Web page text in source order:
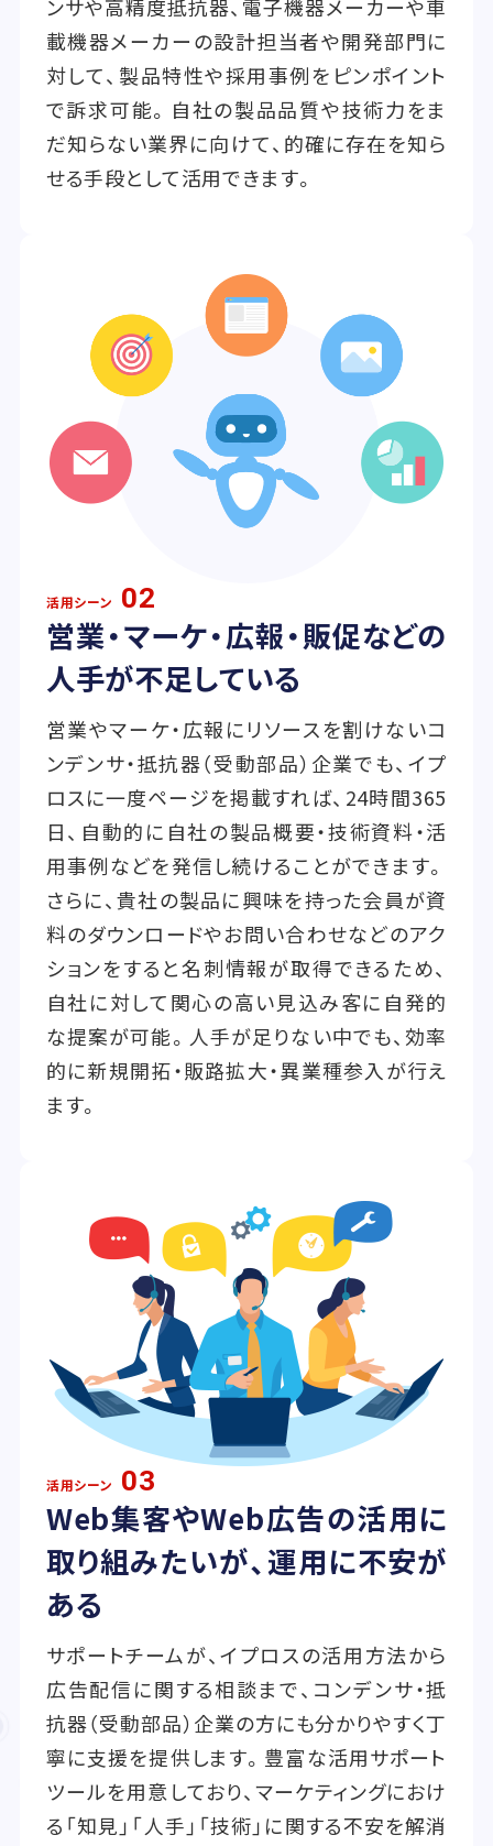
ンサや高精度抵抗器、電子機器メーカーや車
載機器メーカーの設計担当者や開発部門に
対して、製品特性や採用事例をピンポイント
で訴求可能。自社の製品品質や技術力をま
だ知らない業界に向けて、的確に存在を知ら
せる手段として活用できます。
活用シーン 02
営業・マーケ・広報・販促などの
人手が不足している
営業やマーケ・広報にリソースを割けないコ
ンデンサ・抵抗器（受動部品）企業でも、イプ
ロスに一度ページを掲載すれば、24時間365
日、自動的に自社の製品概要・技術資料・活
用事例などを発信し続けることができます。
さらに、貴社の製品に興味を持った会員が資
料のダウンロードやお問い合わせなどのアク
ションをすると名刺情報が取得できるため、
自社に対して関心の高い見込み客に自発的
な提案が可能。人手が足りない中でも、効率
的に新規開拓・販路拡大・異業種参入が行え
ます。
活用シーン 03
Web集客やWeb広告の活用に
取り組みたいが、運用に不安が
ある
サポートチームが、イプロスの活用方法から
広告配信に関する相談まで、コンデンサ・抵
抗器（受動部品）企業の方にも分かりやすく丁
寧に支援を提供します。豊富な活用サポート
ツールを用意しており、マーケティングにおけ
る「知見」「人手」「技術」に関する不安を解消